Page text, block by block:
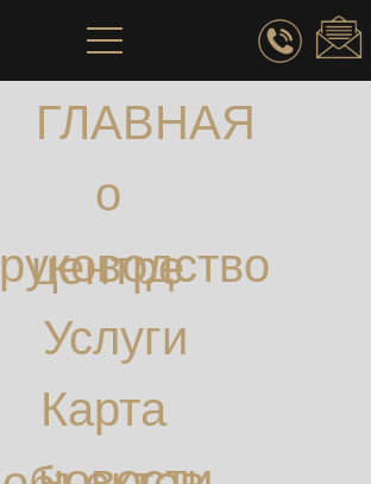
руководство
Карта
ГЛАВНАЯ
о
центре
Услуги